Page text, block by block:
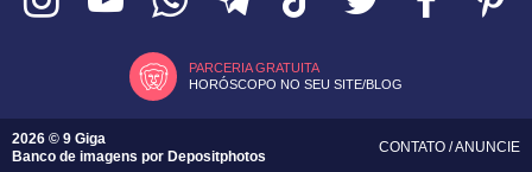
PARCERIA GRATUITA
HORÓSCOPO NO SEU SITE/BLOG
2026 © 9 Giga
Banco de imagens por Depositphotos
CONTATO /ANUNCIE